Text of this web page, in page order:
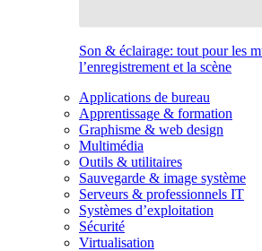
Son & éclairage: tout pour les
l’enregistrement et la scène
Applications de bureau
Apprentissage & formation
Graphisme & web design
Multimédia
Outils & utilitaires
Sauvegarde & image système
Serveurs & professionnels IT
Systèmes d’exploitation
Sécurité
Virtualisation